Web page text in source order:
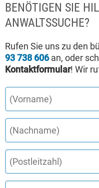
BENÖTIGEN SIE
ANWALTSSUCHE?
Rufen Sie uns zu den
93 738 606an, oder
Kontaktformular! Wir